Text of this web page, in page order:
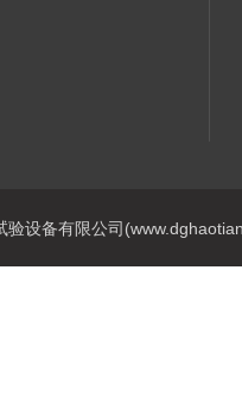
验设备有限公司